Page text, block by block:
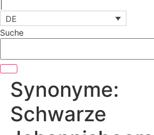
DE
Suche
Synonyme:
Schwarze